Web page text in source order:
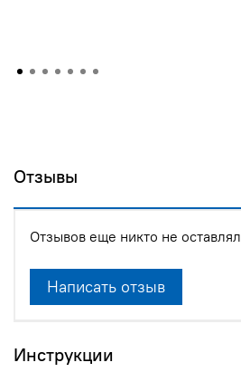
Отзывы
Отзывов еще никто не оставлял
Написать отзыв
Инструкции